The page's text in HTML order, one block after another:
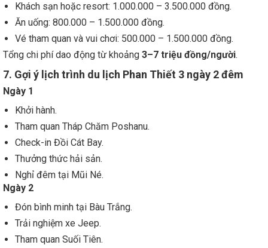
Khách sạn hoặc resort: 1.000.000 – 3.500.000 đồng.
Ăn uống: 800.000 – 1.500.000 đồng.
Vé tham quan và vui chơi: 500.000 – 1.500.000 đồng.
Tổng chi phí dao động từ khoảng 3–7 triệu đồng/người.
7. Gợi ý lịch trình du lịch Phan Thiết 3 ngày 2 đêm
Ngày 1
Khởi hành.
Tham quan Tháp Chăm Poshanu.
Check-in Đồi Cát Bay.
Thưởng thức hải sản.
Nghỉ đêm tại Mũi Né.
Ngày 2
Đón bình minh tại Bàu Trắng.
Trải nghiệm xe Jeep.
Tham quan Suối Tiên.